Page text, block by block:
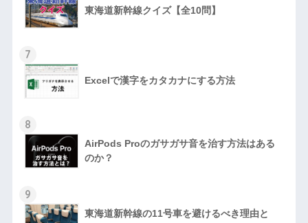
東海道新幹線クイズ【全10問】
7
Excelで漢字をカタカナにする方法
8
AirPods Proのガサガサ音を治す方法はある
のか？
9
東海道新幹線の11号車を避けるべき理由と